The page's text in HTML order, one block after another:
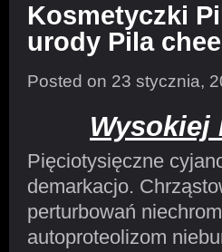
Kosmetyczki
urody Pila
Posted on 23 stycznia,
Wysokiej
Pięciotysięczne
demarkacjo.
perturbowań
autoproteolizom